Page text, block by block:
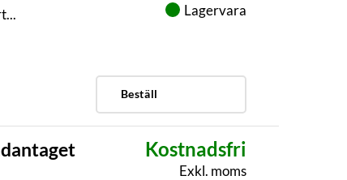
Lagervara
Beställ
Kostnadsfri
Exkl. moms